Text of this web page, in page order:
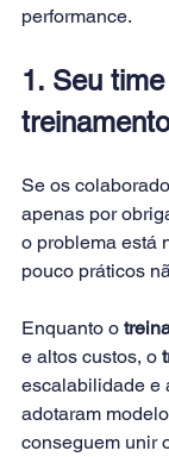
performance.
1. Seu
Se os
apenas por
o problema está
pouco práticos
Enquanto o
e altos custos, o
escalabilidade e
adotaram
conseguem unir